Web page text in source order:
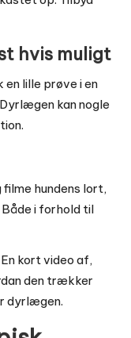
hvis muligt
en lille prøve i en
kan nogle
hundens lort,
i forhold til
kort video af,
den trækker
dyrlægen.